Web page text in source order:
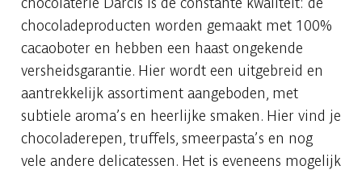
chocoladeproducten worden gemaakt met 100%
cacaoboter en hebben een haast ongekende
versheidsgarantie. Hier wordt een uitgebreid en
aantrekkelijk assortiment aangeboden, met
subtiele aroma’s en heerlijke smaken. Hier vind je
chocoladerepen, truffels, smeerpasta’s en nog
vele andere delicatessen. Het is eveneens mogelijk